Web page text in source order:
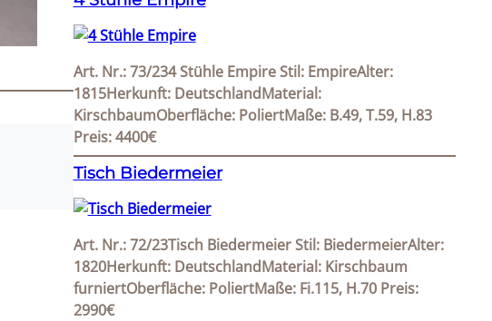
Art. Nr.: 73/234 Stühle Empire Stil: EmpireAlter:
1815Herkunft: DeutschlandMaterial:
KirschbaumOberfläche: PoliertMaße: B.49, T.59, H.83
Preis: 4400€
Tisch Biedermeier
Art. Nr.: 72/23Tisch Biedermeier Stil: BiedermeierAlter:
1820Herkunft: DeutschlandMaterial: Kirschbaum
furniertOberfläche: PoliertMaße: Fi.115, H.70 Preis:
2990€